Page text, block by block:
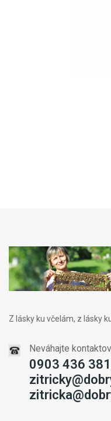
Z lásky ku včelám, z lásky ku
Neváhajte
0903 436